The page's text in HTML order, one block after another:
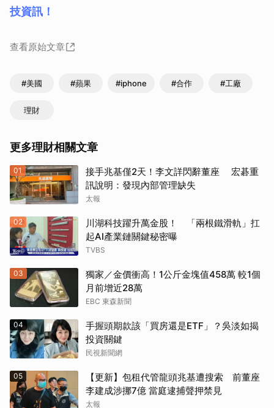
技資訊！
查看原始文章
#美國 #蘋果 #iphone #合作 #工廠
理財
更多理財相關文章
01
接手兆基僅2天！李文詳閃辭董座 宏碁重
訊說明：發現內部管理缺失
太報
02
川湖科技躍升萬金股！ 「兩根鐵滑軌」扛
起AI產業鏈關鍵秘密曝
TVBS
03
獨家／金價衝高！1公斤金塊值458萬 較1個
月前增近28萬
EBC 東森新聞
04
手握頭期款該「買房還是ETF」？吳淡如揭
投資關鍵
民視新聞網
05
【更新】包租代管龍頭兆基遭搜索 前董座
李建成涉挪7億 當庭逮捕聲押禁見
太報